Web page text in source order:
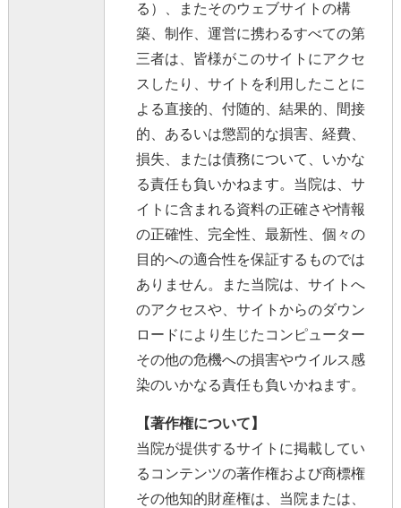
る）、またそのウェブサイトの構
築、制作、運営に携わるすべての第
三者は、皆様がこのサイトにアクセ
スしたり、サイトを利用したことに
よる直接的、付随的、結果的、間接
的、あるいは懲罰的な損害、経費、
損失、または債務について、いかな
る責任も負いかねます。当院は、サ
イトに含まれる資料の正確さや情報
の正確性、完全性、最新性、個々の
目的への適合性を保証するものでは
ありません。また当院は、サイトへ
のアクセスや、サイトからのダウン
ロードにより生じたコンピューター
その他の危機への損害やウイルス感
染のいかなる責任も負いかねます。
【著作権について】
当院が提供するサイトに掲載してい
るコンテンツの著作権および商標権
その他知的財産権は、当院または、